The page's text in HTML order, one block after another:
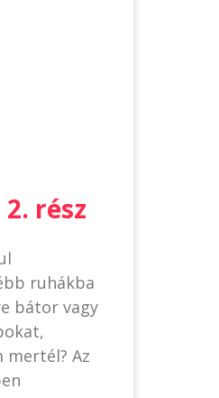
rész
ruhákba
bátor vagy
mertél? Az